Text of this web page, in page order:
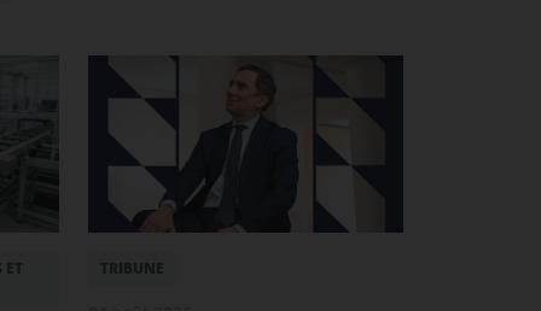
ET TRIBUNE